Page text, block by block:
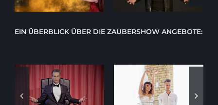
EIN ÜBERBLICK ÜBER DIE ZAUBERSHOW ANGEBOTE:
Zaubershow
Showprogramm mit
Assistentin